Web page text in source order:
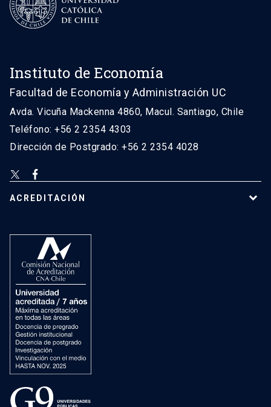
Instituto de Economía
Facultad de Economía y Administración UC
Avda. Vicuña Mackenna 4860, Macul. Santiago, Chile
Teléfono: +56 2 2354 4303
Dirección de Postgrado: +56 2 2354 4028
ACREDITACIÓN